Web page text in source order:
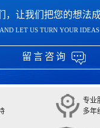
，让我们把您的想法成
LET US TURN YOUR
留言咨询
专业
多年